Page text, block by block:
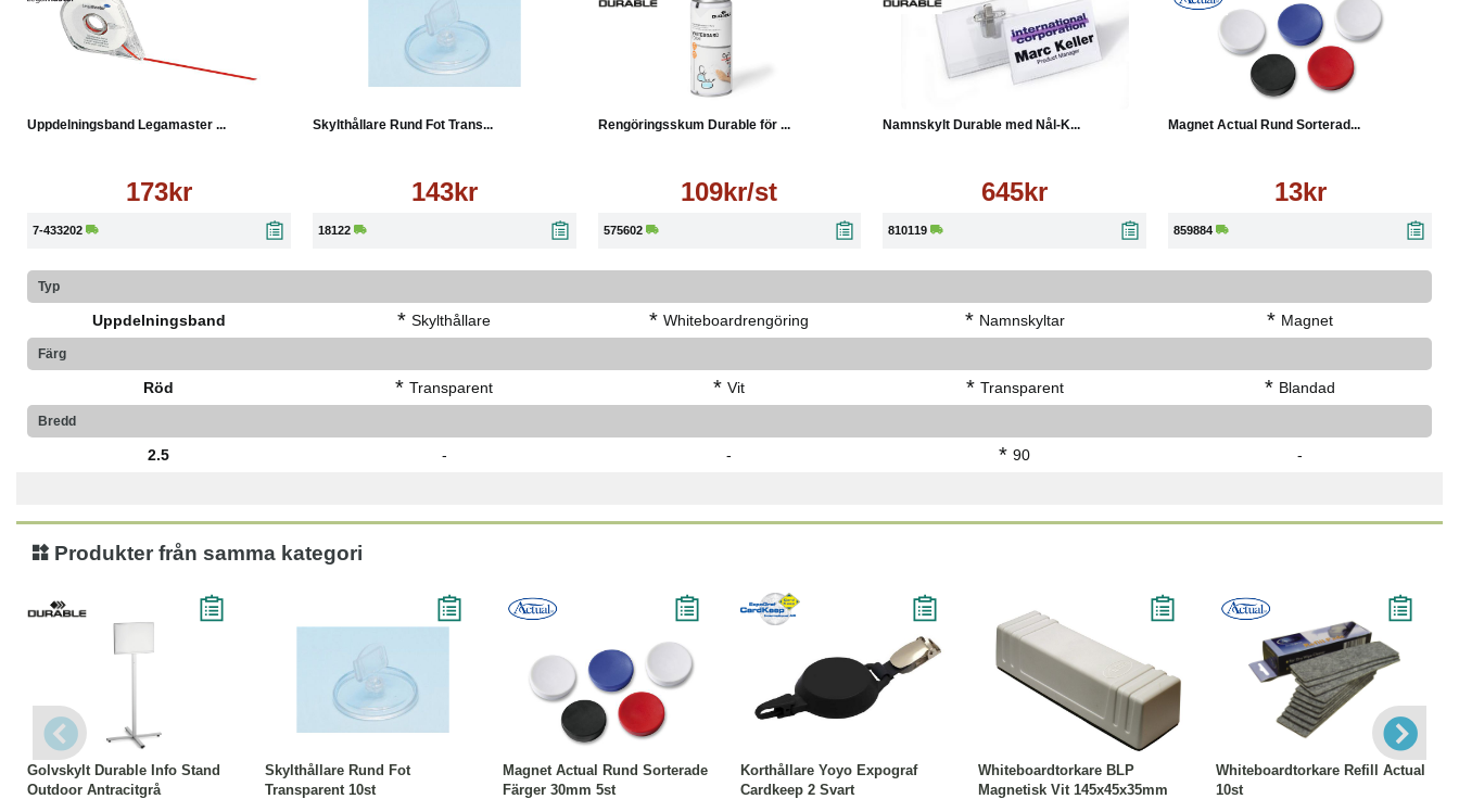
Uppdelningsband Legamaster ...
173kr
7-433202
Skylthållare Rund Fot Trans...
143kr
18122
Köp Läs mer
Rengöringsskum Durable för ...
109kr/st
575602
Läs mer
Namnskylt Durable med Nål-K...
645kr
810119
Magnet Actual Rund Sorterad...
13kr
859884
Läs mer
Typ
Uppdelningsband * Skylthållare * Whiteboardrengöring * Namnskyltar * Magnet
Färg
Röd * Transparent * Vit * Transparent * Blandad
Bredd
2.5 - - * 90 -
Produkter från samma kategori
Golvskylt Durable Info Stand
Outdoor Antracitgrå
Läs mer
Skylthållare Rund Fot
Transparent 10st
Magnet Actual Rund Sorterade
Färger 30mm 5st
Köp Läs mer
Korthållare Yoyo Expograf
Cardkeep 2 Svart
Läs mer
Whiteboardtorkare BLP
Magnetisk Vit 145x45x35mm
Läs mer
Whiteboardtorkare Refill Actual
10st
Köp Läs mer